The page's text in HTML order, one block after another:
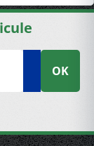
OK